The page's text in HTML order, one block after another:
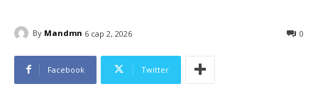
By Mandmn 6 сар 2, 2026 0
Facebook Twitter